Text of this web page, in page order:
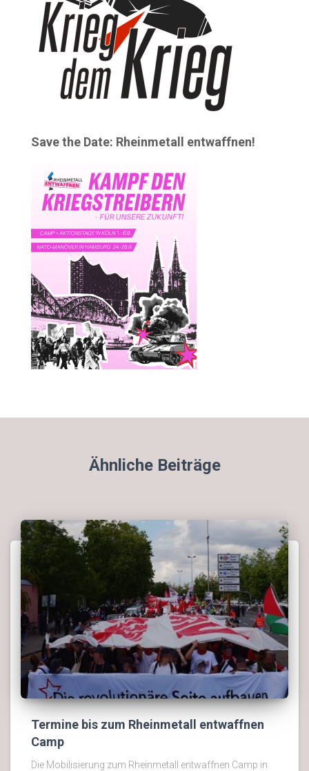
Save the Date: Rheinmetall entwaffnen!
Ähnliche Beiträge
Termine bis zum Rheinmetall entwaffnen
Camp
Die Mobilisierung zum Rheinmetall entwaffnen Camp in